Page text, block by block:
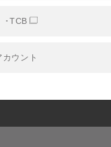
】
取扱いの全部または一部
ことがあります。取得情
人情報保護法その他の法
、患者様の同意なしに、
TCB
ウント